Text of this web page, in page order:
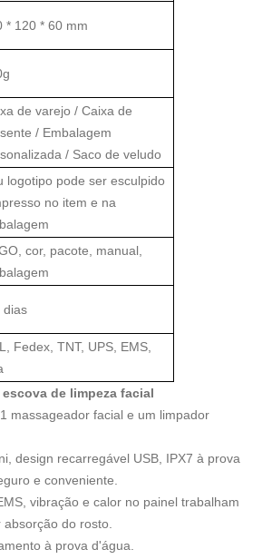
* 120 * 60 mm
de varejo / Caixa de
/ Embalagem
/ Saco de veludo
logotipo pode ser esculpido
no item e na
cor, pacote, manual,
dias
Fedex, TNT, UPS, EMS,
de limpeza facial
massageador facial e um limpador
design recarregável USB, IPX7 à prova
e conveniente.
vibração e calor no painel trabalham
do rosto.
à prova d'água.